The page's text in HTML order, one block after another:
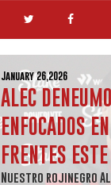
January 26,2026
ALEC
ENFOCADOS
FRENTES
Nuestro rojinegro